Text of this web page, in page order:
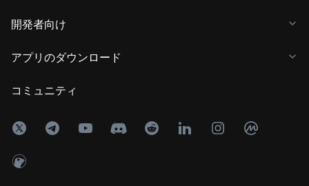
開発者向け
アプリのダウンロード
コミュニティ